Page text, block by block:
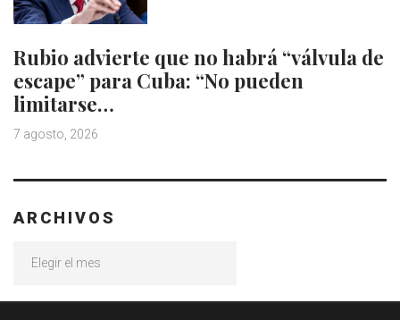
Rubio advierte que no habrá “válvula de
escape” para Cuba: “No pueden
limitarse…
7 agosto, 2026
ARCHIVOS